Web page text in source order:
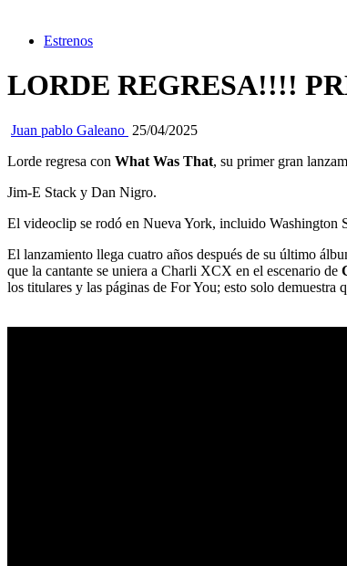
Estrenos
LORDE REGRESA!!!!
Juan pablo Galeano 25/04/2025
Lorde regresa con What Was That, su primer gran
Jim-E Stack y Dan Nigro.
El videoclip se rodó en Nueva York, incluido Washington
El lanzamiento llega cuatro años después de su último
que la cantante se uniera a Charli XCX en el escenario de
los titulares y las páginas de For You; esto solo demuestra